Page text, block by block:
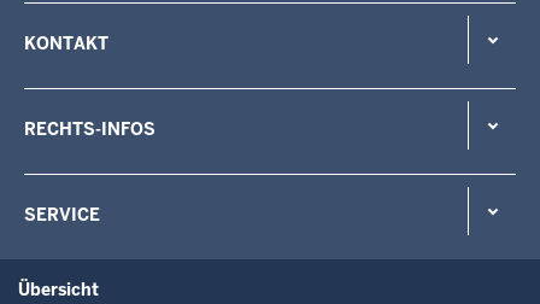
KONTAKT
RECHTS-INFOS
SERVICE
Übersicht